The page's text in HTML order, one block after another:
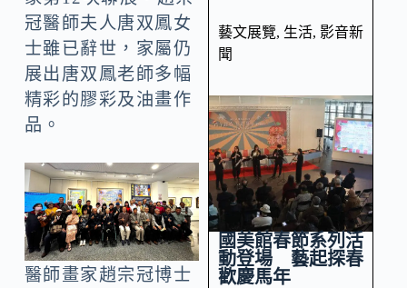
冠醫師夫人唐双鳳女
士雖已辭世，家屬仍
展出唐双鳳老師多幅
精彩的膠彩及油畫作
品。
醫師畫家趙宗冠博士
藝文展覽, 生活, 影音新
聞
國美館春節系列活
動登場 藝起探春
歡慶馬年